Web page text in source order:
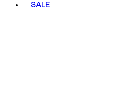
SALE